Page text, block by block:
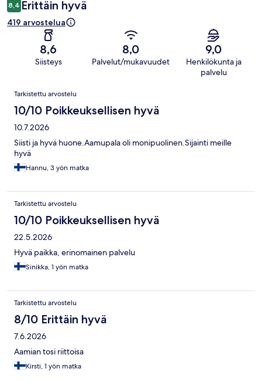
8,4 Erittäin hyvä
419 arvostelua
8,6
Siisteys
8,0
Palvelut/mukavuudet
9,0
Henkilökunta ja
palvelu
Arvostelut
Tarkistettu arvostelu
10/10 Poikkeuksellisen hyvä
10.7.2026
Siisti ja hyvä huone.Aamupala oli monipuolinen.Sijainti meille
hyvä
Hannu, 3 yön matka
Tarkistettu arvostelu
10/10 Poikkeuksellisen hyvä
22.5.2026
Hyvä paikka, erinomainen palvelu
Sinikka, 1 yön matka
Tarkistettu arvostelu
8/10 Erittäin hyvä
7.6.2026
Aamian tosi riittoisa
Kirsti, 1 yön matka